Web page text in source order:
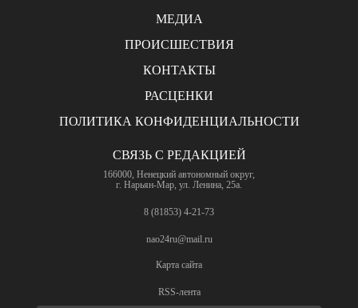
МЕДИА
ПРОИСШЕСТВИЯ
КОНТАКТЫ
РАСЦЕНКИ
ПОЛИТИКА КОНФИДЕНЦИАЛЬНОСТИ
СВЯЗЬ С РЕДАКЦИЕЙ
166000, Ненецкий автономный округ,
г. Нарьян-Мар, ул. Ленина, 25а.
8 (81853) 4-21-73
nao24ru@mail.ru
Карта сайта
RSS-лента